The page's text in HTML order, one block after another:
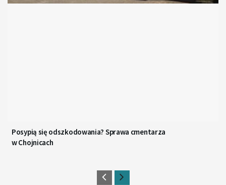
Posypią się odszkodowania? Sprawa cmentarza
w Chojnicach